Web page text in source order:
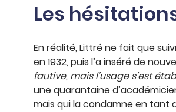
Les
En réalité, Littré ne fait que
en 1932, puis l’a inséré de
fautive, mais l’usage s’est
une quarantaine
mais qui la condamne en tant